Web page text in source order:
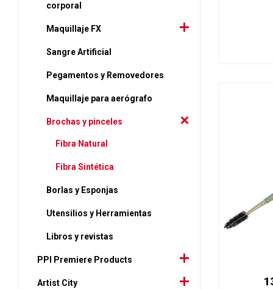
corporal
Maquillaje FX
Sangre Artificial
Pegamentos y Removedores
Maquillaje para aerógrafo
Brochas y pinceles
Fibra Natural
Fibra Sintética
Borlas y Esponjas
Utensilios y Herramientas
Libros y revistas
PPI Premiere Products
Artist City